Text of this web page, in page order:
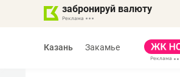
забронируй валюту
Казань Закамье